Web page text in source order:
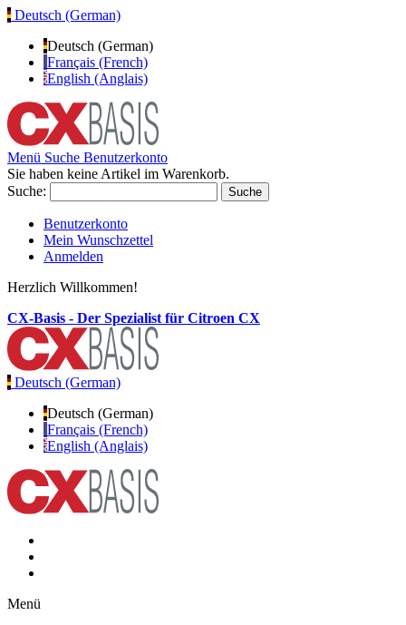
Deutsch (German)
Deutsch (German)
Français (French)
English (Anglais)
Menü Suche Benutzerkonto
Sie haben keine Artikel im Warenkorb.
Suche:
Suche
Benutzerkonto
Mein Wunschzettel
Anmelden
Herzlich Willkommen!
CX-Basis - Der Spezialist für Citroen CX
Deutsch (German)
Deutsch (German)
Français (French)
English (Anglais)
Menü